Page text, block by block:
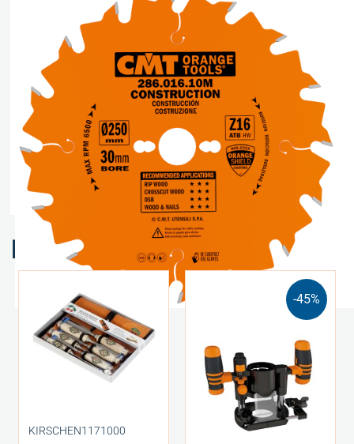
Legg i handlekurv
Sammenlign
Legg i ønskeliste
Beskrivelse
Spesifikasjoner
Relaterte produkter
KIRSCHEN1171000
-45%